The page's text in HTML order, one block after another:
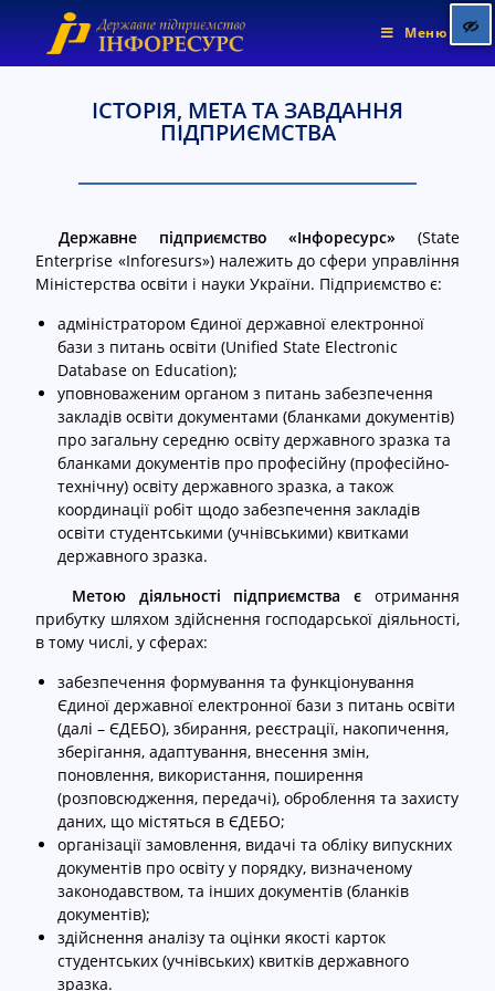
Позначити заголовки
Колір фону
Збільшити
remove_circle_outline Зменшити шрифт
add_circle_outline Збільшити шрифт
brightness_high Яскравіший контраст
brightness_low Темніший контраст
format_underlined Підкреслені посилання
font_download Позначити посилання
С
н
у
п
а
р
а
м
е
т
р
и
cached
Меню
ІСТОРІЯ, МЕТА ТА ЗАВДАННЯ
ПІДПРИЄМСТВА
Державне підприємство «Інфоресурс» (State
Enterprise «Inforesurs») належить до сфери управління
Міністерства освіти і науки України. Підприємство є:
адміністратором Єдиної державної електронної
бази з питань освіти(Unified State Electronic
Database on Education);
уповноваженим органом з питань забезпечення
закладів освіти документами (бланками документів)
про загальну середню освіту державного зразка та
бланками документів про професійну (професійно-
технічну) освіту державного зразка, а також
координації робіт щодо забезпечення закладів
освіти студентськими (учнівськими) квитками
державного зразка.
Метою діяльності підприємства є отримання
прибутку шляхом здійснення господарської діяльності,
в тому числі, у сферах:
забезпечення формування та функціонування
Єдиної державної електронної бази з питань освіти
(далі – ЄДЕБО), збирання, реєстрації, накопичення,
зберігання, адаптування, внесення змін,
поновлення, використання, поширення
(розповсюдження, передачі), оброблення та захисту
даних, що містяться в ЄДЕБО;
організації замовлення, видачі та обліку випускних
документів про освіту у порядку, визначеному
законодавством, та інших документів (бланків
документів);
здійснення аналізу та оцінки якості карток
студентських (учнівських) квитків державного
зразка.